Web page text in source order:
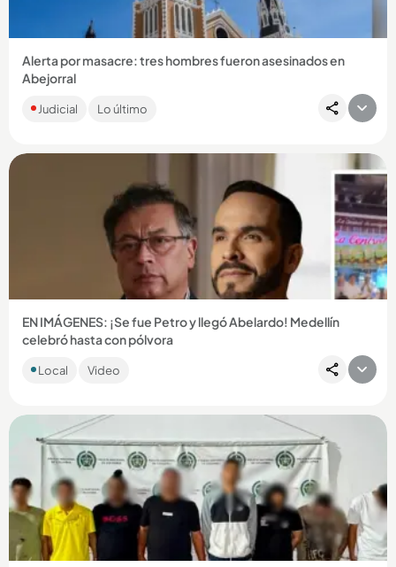
Alerta por masacre: tres hombres fueron asesinados en
Abejorral
Los hombres, cuyas edades oscilan entre los 20 a 30 años,
habrían sido ultimados por desconocidos que los
Judicial Lo último
Compartir Noticia
EN IMÁGENES: ¡Se fue Petro y llegó Abelardo! Medellín
celebró hasta con pólvora
Una alborada que nadie esperaba en agosto sorprendió a los
paisas. Esta vez, el motivo de la pólvora fue político y
Local Video
Compartir Noticia